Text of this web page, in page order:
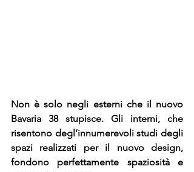
Non è solo negli esterni che il nuovo
Bavaria 38 stupisce. Gli interni, che
risentono degl’innumerevoli studi degli
spazi realizzati per il nuovo design,
fondono perfettamente spaziosità e